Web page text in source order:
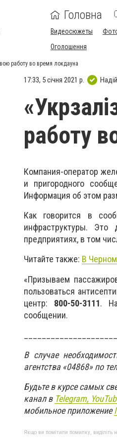
Головна
Видеосюжеты
Оголошення
работу во время локдауна
17:33, 5 січня 2021 р.
работу
Компания-оператор
и пригородного
Информация об этом
Как говорится в
инфраструктуры.
предприятиях, в том
Читайте также: В
«Призываем
пользоваться
центр: 800-50-3111.
сообщении.
В случае
агентства «04868» по
Будьте в курсе самых
канал в Telegram,
мобильное приложение
Якщо ви помітили помилку, виділіть